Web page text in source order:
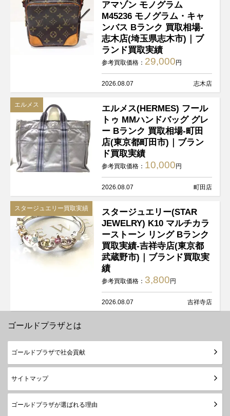
アマゾン モノグラム
M45236 モノグラム・キャ
ンバス Bランク 買取相場-
志木店(埼玉県志木市)｜ブ
ランド買取実績
参考買取価格： 29,000円
2026.08.07 志木店
エルメス
エルメス(HERMES) フール
トゥ MMハンドバッグ グレ
ー Bランク 買取相場-町田
店(東京都町田市)｜ブラン
ド買取実績
参考買取価格： 10,000円
2026.08.07 町田店
スタージュエリー買取実績
スタージュエリー(STAR
JEWELRY) K10 マルチカラ
ーストーン リング Bランク
買取実績-吉祥寺店(東京都
武蔵野市)｜ブランド買取実
績
参考買取価格： 3,800円
2026.08.07 吉祥寺店
ゴールドプラザとは
ゴールドプラザで社会貢献
サイトマップ
ゴールドプラザが選ばれる理由